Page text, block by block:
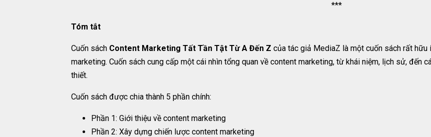
***
Tóm tắt
Cuốn sách Content Marketing Tất Tần Tật Từ A Đến Z của tác giả MediaZ là một cuốn sách rất
marketing. Cuốn sách cung cấp một cái nhìn tổng quan về content marketing, từ khái niệm, lịch sử, đến
thiết.
Cuốn sách được chia thành 5 phần chính:
Phần 1: Giới thiệu về content marketing
Phần 2: Xây dựng chiến lược content marketing